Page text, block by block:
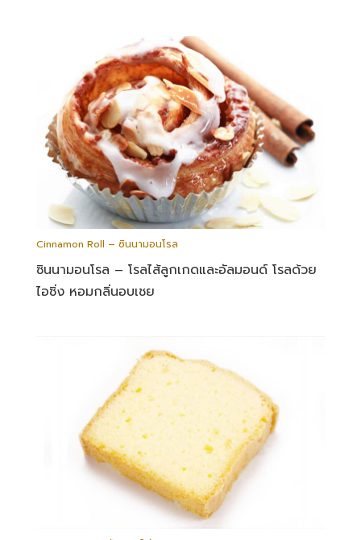
Cinnamon Roll – ซินนามอนโรล
ซินนามอนโรล – โรลไส้ลูกเกดและอัลมอนด์ โรลด้วย
ไอซิ่ง หอมกลิ่นอบเชย